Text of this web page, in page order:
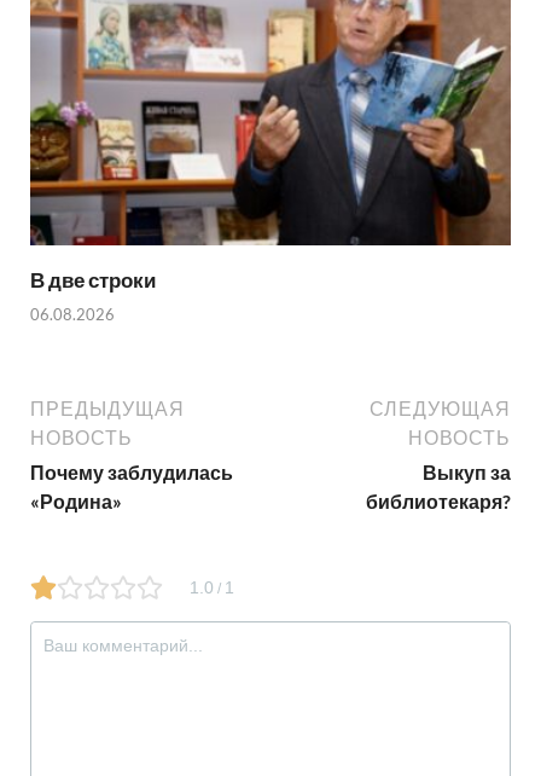
В две строки
06.08.2026
ПРЕДЫДУЩАЯ
НОВОСТЬ
Почему заблудилась
«Родина»
СЛЕДУЮЩАЯ
НОВОСТЬ
Выкуп за
библиотекаря?
1.0 / 1